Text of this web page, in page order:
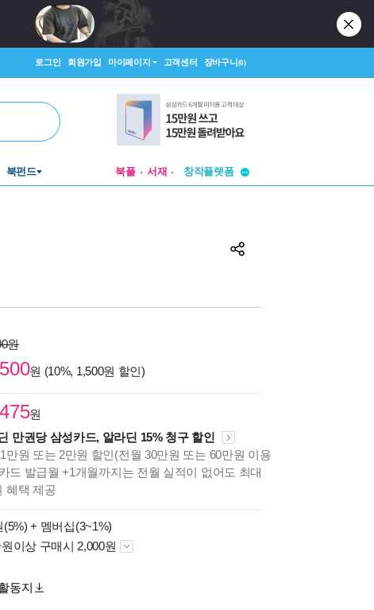
로그인 회원가입 마이페이지 고객센터 장바구니(0)
북펀드 북플 서재
창작플랫폼
투비컨티뉴드
원
원 (10%, 1,500원 할인)
원
만권당 삼성카드, 알라딘 15% 청구 할인
만원 또는 2만원 할인(전월 30만원 또는 60만원 이용
드 발급월 +1개월까지는 전월 실적이 없어도 최대
혜택 제공
(5%) + 멤버십(3~1%)
이상 구매시 2,000원
동지